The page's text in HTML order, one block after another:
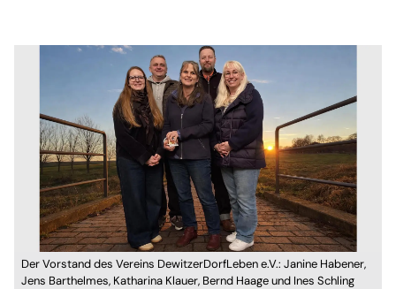
Der Vorstand des Vereins DewitzerDorfLeben e.V.: Janine Habener,
Jens Barthelmes, Katharina Klauer, Bernd Haage und Ines Schling